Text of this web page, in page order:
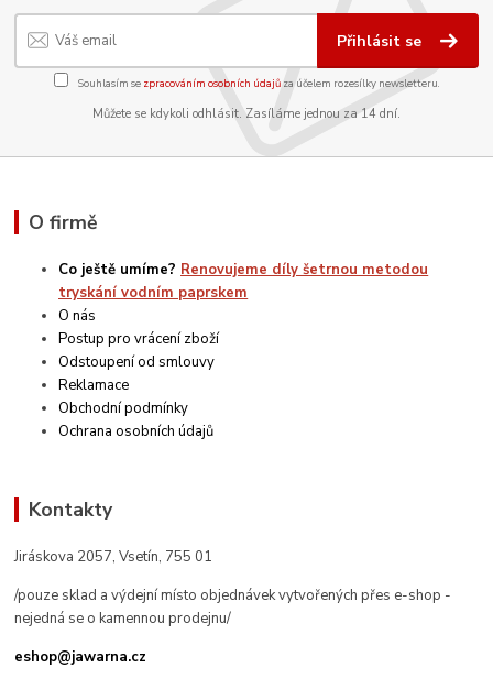
Přihlásit se
Souhlasím se zpracováním osobních údajůza účelem rozesílky newsletteru.
Můžete se kdykoli odhlásit. Zasíláme jednou za 14 dní.
O firmě
Co ještě umíme? Renovujeme díly šetrnou metodou
tryskání vodním paprskem
O nás
Postup pro vrácení zboží
Odstoupení od smlouvy
Reklamace
Obchodní podmínky
Ochrana osobních údajů
Kontakty
Jiráskova 2057, Vsetín, 755 01
/pouze sklad a výdejní místo objednávek vytvořených přes e-shop -
nejedná se o kamennou prodejnu/
eshop@jawarna.cz